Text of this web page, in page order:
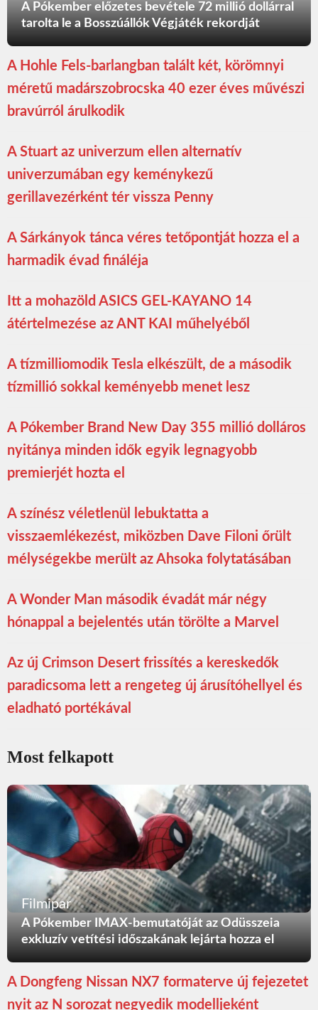
A Pókember előzetes bevétele 72 millió dollárral
tarolta le a Bosszúállók Végjáték rekordját
A Hohle Fels-barlangban talált két, körömnyi
méretű madárszobrocska 40 ezer éves művészi
bravúrról árulkodik
A Stuart az univerzum ellen alternatív
univerzumában egy keménykezű
gerillavezérként tér vissza Penny
A Sárkányok tánca véres tetőpontját hozza el a
harmadik évad fináléja
Itt a mohazöld ASICS GEL-KAYANO 14
átértelmezése az ANT KAI műhelyéből
A tízmilliomodik Tesla elkészült, de a második
tízmillió sokkal keményebb menet lesz
A Pókember Brand New Day 355 millió dolláros
nyitánya minden idők egyik legnagyobb
premierjét hozta el
A színész véletlenül lebuktatta a
visszaemlékezést, miközben Dave Filoni őrült
mélységekbe merült az Ahsoka folytatásában
A Wonder Man második évadát már négy
hónappal a bejelentés után törölte a Marvel
Az új Crimson Desert frissítés a kereskedők
paradicsoma lett a rengeteg új árusítóhellyel és
eladható portékával
Most felkapott
Filmipar
A Pókember IMAX-bemutatóját az Odüsszeia
exkluzív vetítési időszakának lejárta hozza el
A Dongfeng Nissan NX7 formaterve új fejezetet
nyit az N sorozat negyedik modelljeként